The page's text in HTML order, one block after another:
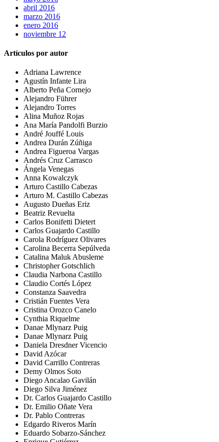
abril 2016
marzo 2016
enero 2016
noviembre 12
Artículos por autor
Adriana Lawrence
Agustín Infante Lira
Alberto Peña Cornejo
Alejandro Führer
Alejandro Torres
Alina Muñoz Rojas
Ana María Pandolfi Burzio
André Jouffé Louis
Andrea Durán Zúñiga
Andrea Figueroa Vargas
Andrés Cruz Carrasco
Ángela Venegas
Anna Kowalczyk
Arturo Castillo Cabezas
Arturo M. Castillo Cabezas
Augusto Dueñas Eriz
Beatriz Revuelta
Carlos Bonifetti Dietert
Carlos Guajardo Castillo
Carola Rodríguez Olivares
Carolina Becerra Sepúlveda
Catalina Maluk Abusleme
Christopher Gotschlich
Claudia Narbona Castillo
Claudio Cortés López
Constanza Saavedra
Cristián Fuentes Vera
Cristina Orozco Canelo
Cynthia Riquelme
Danae Mlynarz Puig
Danae Mlynarz Puig
Daniela Dresdner Vicencio
David Azócar
David Carrillo Contreras
Demy Olmos Soto
Diego Ancalao Gavilán
Diego Silva Jiménez
Dr. Carlos Guajardo Castillo
Dr. Emilio Oñate Vera
Dr. Pablo Contreras
Edgardo Riveros Marín
Eduardo Sobarzo-Sánchez